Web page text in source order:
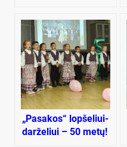
„Pasakos“ lopšeliui-
darželiui – 50 metų!